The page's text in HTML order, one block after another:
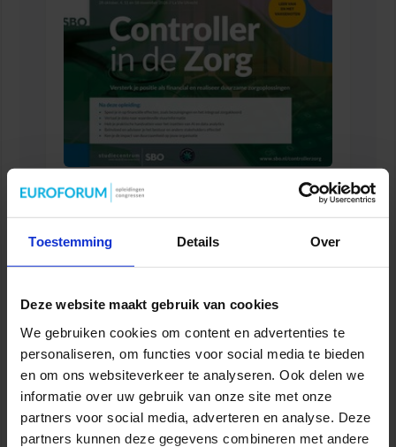
Toestemming Details Over
Deze website maakt gebruik van cookies
We gebruiken cookies om content en advertenties te
personaliseren, om functies voor social media te bieden
en om ons websiteverkeer te analyseren. Ook delen we
informatie over uw gebruik van onze site met onze
partners voor social media, adverteren en analyse. Deze
partners kunnen deze gegevens combineren met andere
Opleiding Controller in de Zorg